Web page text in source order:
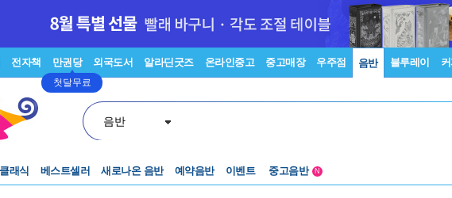
전자책 만권당
첫달무료
외국도서 알라딘굿즈 온라인중고 중고매장 우주점 음반 블루레이 커
음반
클래식 베스트셀러 새로나온 음반 예약음반 이벤트
중고음반
N